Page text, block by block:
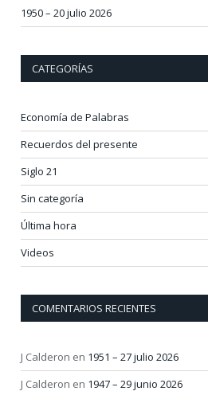
1950 – 20 julio 2026
CATEGORÍAS
Economía de Palabras
Recuerdos del presente
Siglo 21
Sin categoría
Última hora
Videos
COMENTARIOS RECIENTES
J Calderon en 1951 – 27 julio 2026
J Calderon en 1947 – 29 junio 2026